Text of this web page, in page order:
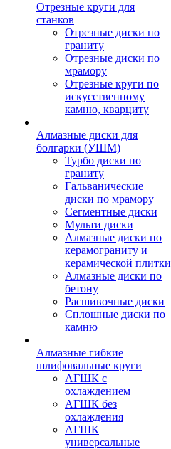
Отрезные круги для
станков
Отрезные диски по
граниту
Отрезные диски по
мрамору
Отрезные круги по
искусственному
камню, кварциту
Алмазные диски для
болгарки (УШМ)
Турбо диски по
граниту
Гальванические
диски по мрамору
Сегментные диски
Мульти диски
Алмазные диски по
керамограниту и
керамической плитки
Алмазные диски по
бетону
Расшивочные диски
Сплошные диски по
камню
Алмазные гибкие
шлифовальные круги
АГШК с
охлаждением
АГШК без
охлаждения
АГШК
универсальные